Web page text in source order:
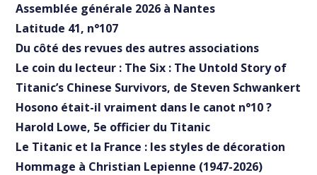
Assemblée générale 2026 à Nantes
Latitude 41, n°107
Du côté des revues des autres associations
Le coin du lecteur : The Six : The Untold Story of
Titanic’s Chinese Survivors, de Steven Schwankert
Hosono était-il vraiment dans le canot n°10 ?
Harold Lowe, 5e officier du Titanic
Le Titanic et la France : les styles de décoration
Hommage à Christian Lepienne (1947-2026)